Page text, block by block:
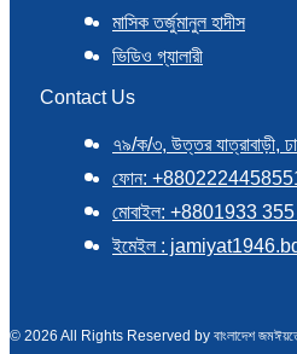
মাসিক তর্জুমানুল হাদীস
ভিডিও গ্যালারী
Contact Us
৭৯/ক/৩, উত্তর যাত্রাবাড়ী,
ফোন:
মোবাইল: +8801933
ইমেইল :
© 2026 All Rights Reserved by বাংলাদেশ